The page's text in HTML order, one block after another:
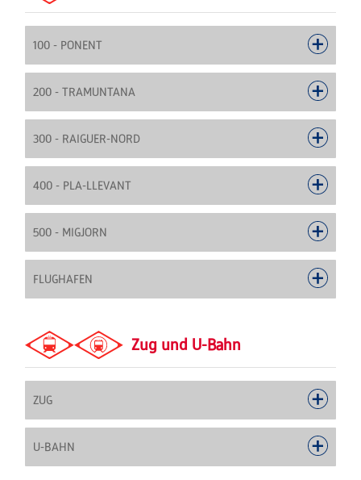
100 - PONENT
200 - TRAMUNTANA
300 - RAIGUER-NORD
400 - PLA-LLEVANT
500 - MIGJORN
FLUGHAFEN
Zug und U-Bahn
ZUG
U-BAHN